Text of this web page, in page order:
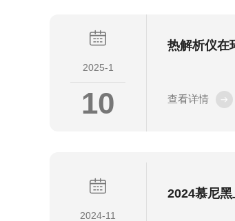
2025-1
10
热解析仪在
查看详情
2024-11
2024慕尼黑